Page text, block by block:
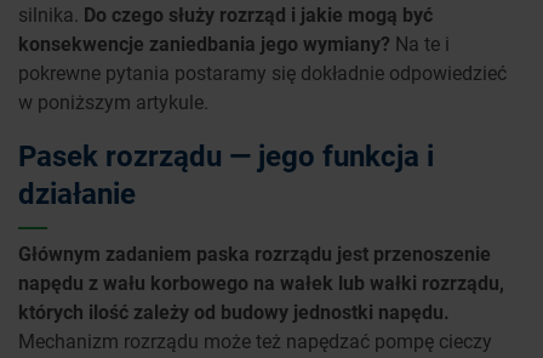
silnika. Do czego służy rozrząd i jakie mogą być
konsekwencje zaniedbania jego wymiany? Na te i
pokrewne pytania postaramy się dokładnie odpowiedzieć
w poniższym artykule.
Pasek rozrządu — jego funkcja i
działanie
Głównym zadaniem paska rozrządu jest przenoszenie
napędu z wału korbowego na wałek lub wałki rozrządu,
których ilość zależy od budowy jednostki napędu.
Mechanizm rozrządu może też napędzać pompę cieczy